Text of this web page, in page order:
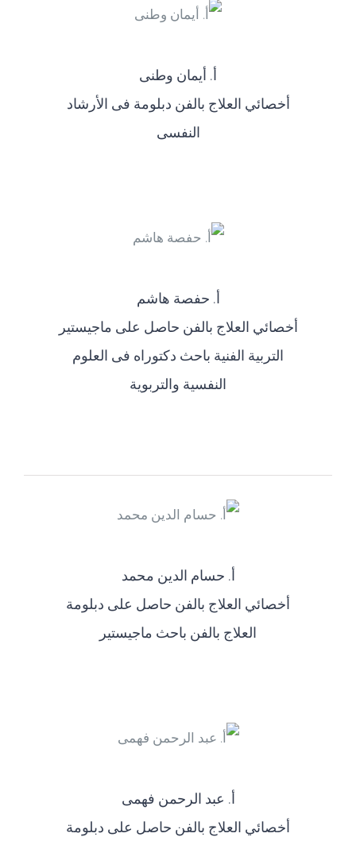
أ‌. أيمان وطنى
أخصائي العلاج بالفن دبلومة فى الأرشاد
النفسى
أ‌. حفصة هاشم
أخصائي العلاج بالفن حاصل على ماجيستير
التربية الفنية باحث دكتوراه فى العلوم
النفسية والتربوية
أ‌. حسام الدين محمد
أخصائي العلاج بالفن حاصل على دبلومة
العلاج بالفن باحث ماجيستير
أ‌. عبد الرحمن فهمى
أخصائي العلاج بالفن حاصل على دبلومة